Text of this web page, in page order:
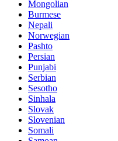
Mongolian
Burmese
Nepali
Norwegian
Pashto
Persian
Punjabi
Serbian
Sesotho
Sinhala
Slovak
Slovenian
Somali